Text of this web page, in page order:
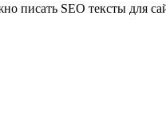
писать SEO тексты для